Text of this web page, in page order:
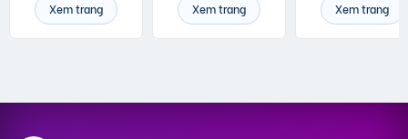
Xem trang Xem trang Xem trang